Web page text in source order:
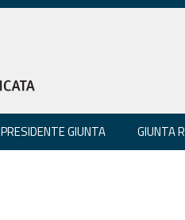
PRESIDENTE GIUNTA GIUNTA